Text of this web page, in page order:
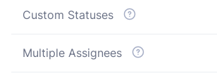
Custom Statuses
Multiple Assignees